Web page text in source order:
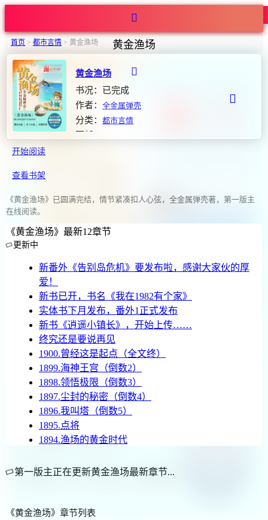
黄金渔场
首页 > 都市言情 > 黄金渔场
黄金渔场
书况：已完成
作者： 全金属弹壳
分类： 都市言情
热度1681
开始阅读
查看书架
《黄金渔场》已圆满完结，情节紧凑扣人心弦，全金属弹壳著，第一版主
在线阅读。
《黄金渔场》最新12章节
更新中
新番外《告别岛危机》要发布啦，感谢大家伙的厚
爱！
新书已开，书名《我在1982有个家》
实体书下月发布，番外1正式发布
新书《逍遥小镇长》，开始上传……
终究还是要说再见
1900.曾经这是起点（全文终）
1899.海神王宫（倒数2）
1898.领悟极限（倒数3）
1897.尘封的秘密（倒数4）
1896.我叫塔（倒数5）
1895.点将
1894.渔场的黄金时代
第一版主正在更新黄金渔场最新章节...
《黄金渔场》章节列表